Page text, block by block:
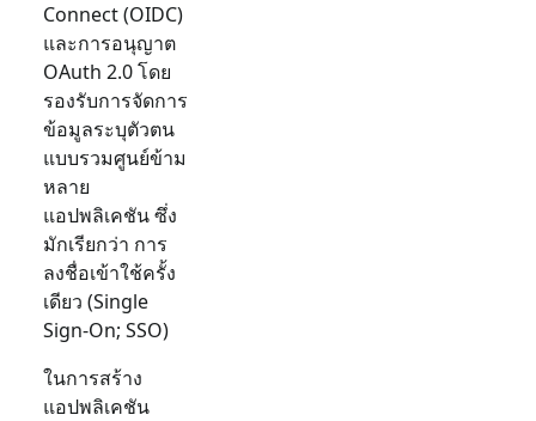
Connect (OIDC)
และการอนุญาต
OAuth 2.0 โดย
รองรับการจัดการ
ข้อมูลระบุตัวตน
แบบรวมศูนย์ข้าม
หลาย
แอปพลิเคชัน ซึ่ง
มักเรียกว่า การ
ลงชื่อเข้าใช้ครั้ง
เดียว (Single
Sign-On; SSO)
ในการสร้าง
แอปพลิเคชัน